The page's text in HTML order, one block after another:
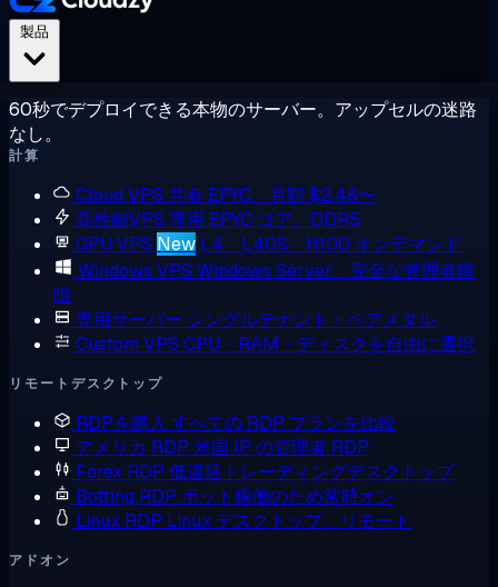
60秒でデプロイできる本物のサーバー。アップセルの迷路
なし。
計算
Cloud VPS 共有 EPYC、月額 $2.48〜
高性能VPS 専用 EPYC コア、DDR5
GPU VPS New L4、L40S、H100 オンデマンド
Windows VPS Windows Server、完全な管理者権
限
専用サーバー シングルテナント・ベアメタル
Custom VPS CPU・RAM・ディスクを自由に選択
リモートデスクトップ
RDPを購入 すべての RDP プランを比較
アメリカ RDP 米国 IP の管理者 RDP
Forex RDP 低遅延トレーディングデスクトップ
Botting RDP ボット稼働のため常時オン
Linux RDP Linux デスクトップ、リモート
アドオン